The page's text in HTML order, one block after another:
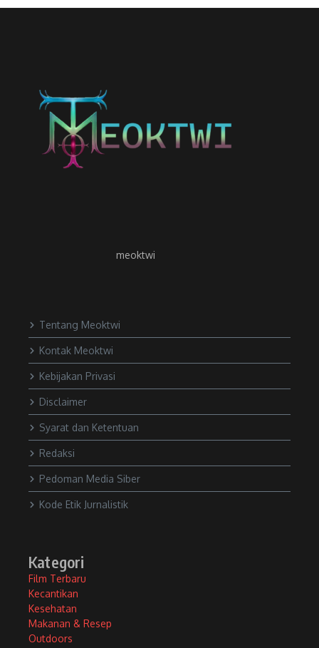
meoktwi
Tentang Meoktwi
Kontak Meoktwi
Kebijakan Privasi
Disclaimer
Syarat dan Ketentuan
Redaksi
Pedoman Media Siber
Kode Etik Jurnalistik
Kategori
Film Terbaru
Kecantikan
Kesehatan
Makanan & Resep
Outdoors